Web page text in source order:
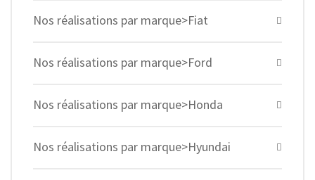
Nos réalisations par marque>Fiat
Nos réalisations par marque>Ford
Nos réalisations par marque>Honda
Nos réalisations par marque>Hyundai